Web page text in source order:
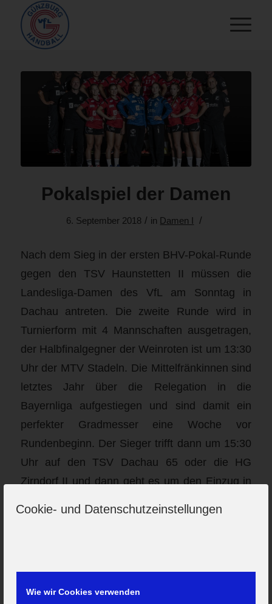
Cookie- und Datenschutzeinstellungen
Wie wir Cookies verwenden
Pokalspiel der Damen
6. September 2018 / in Damen I /
Nach dem Sieg in der ersten BHV-Pokal-Runde
gegen den TSV Haunstetten II müssen die
Landesliga-Damen des VfL am Sonntag in
Dachau antreten. Die zweite Runde wird in
Turnierform mit 4 Mannschaften ausgetragen,
der Halbfinalgegner der Weinroten ist um 13:30
Uhr der MTV Stadeln. Die Mittelfränkinnen sind
letztes Jahr über die Relegation in die
Bayernliga aufgestiegen und sind damit ein
perfekter Gradmesser eine Woche vor
Rundenbeginn. Der Sieger trifft dann um 15:30
Uhr auf den TSV Dachau 65 oder die HG
Zirndorf II und dann geht es um den Einzug in